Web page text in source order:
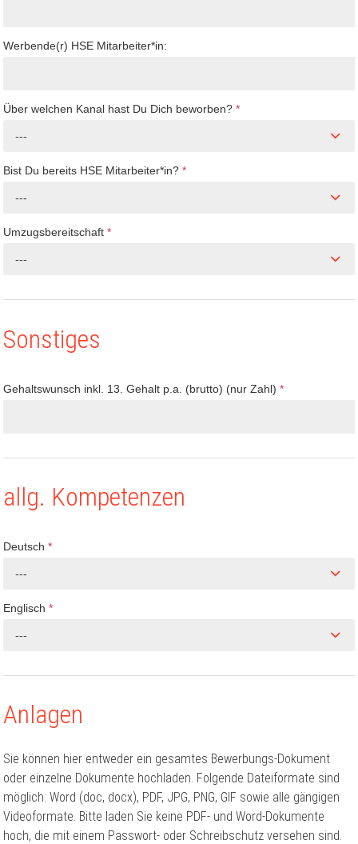
Werbende(r) HSE Mitarbeiter*in:
Über welchen Kanal hast Du Dich beworben?*
---
Bist Du bereits HSE Mitarbeiter*in?*
---
Umzugsbereitschaft*
---
Sonstiges
Gehaltswunsch inkl. 13. Gehalt p.a. (brutto) (nur Zahl)*
allg. Kompetenzen
Deutsch*
---
Englisch*
---
Anlagen
Sie können hier entweder ein gesamtes Bewerbungs-Dokument
oder einzelne Dokumente hochladen. Folgende Dateiformate sind
möglich: Word (doc, docx), PDF, JPG, PNG, GIF sowie alle gängigen
Videoformate. Bitte laden Sie keine PDF- und Word-Dokumente
hoch, die mit einem Passwort- oder Schreibschutz versehen sind.